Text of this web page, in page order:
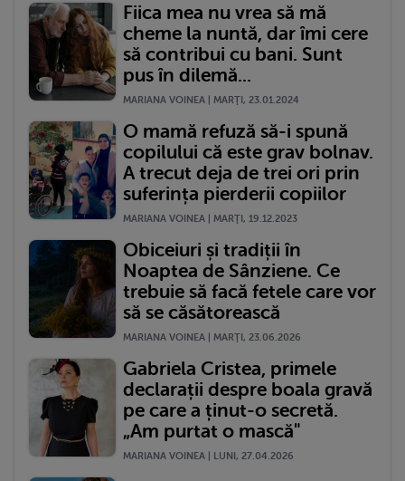
Fiica mea nu vrea să mă
cheme la nuntă, dar îmi cere
să contribui cu bani. Sunt
pus în dilemă...
MARIANA VOINEA | MARŢI, 23.01.2024
O mamă refuză să-i spună
copilului că este grav bolnav.
A trecut deja de trei ori prin
suferința pierderii copiilor
MARIANA VOINEA | MARŢI, 19.12.2023
Obiceiuri și tradiții în
Noaptea de Sânziene. Ce
trebuie să facă fetele care vor
să se căsătorească
MARIANA VOINEA | MARŢI, 23.06.2026
Gabriela Cristea, primele
declarații despre boala gravă
pe care a ținut-o secretă.
„Am purtat o mască"
MARIANA VOINEA | LUNI, 27.04.2026